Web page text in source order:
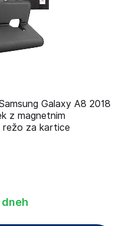
Galaxy A8 2018
z magnetnim
režo za kartice